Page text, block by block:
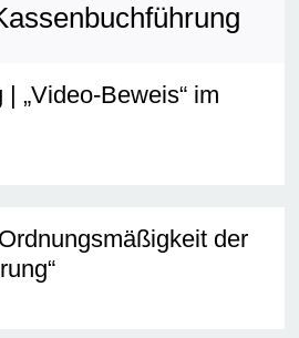
„Video-Beweis“ im
der